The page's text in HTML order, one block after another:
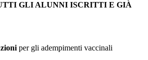
GLI ALUNNI ISCRITTI E GIÀ
per gli adempimenti vaccinali